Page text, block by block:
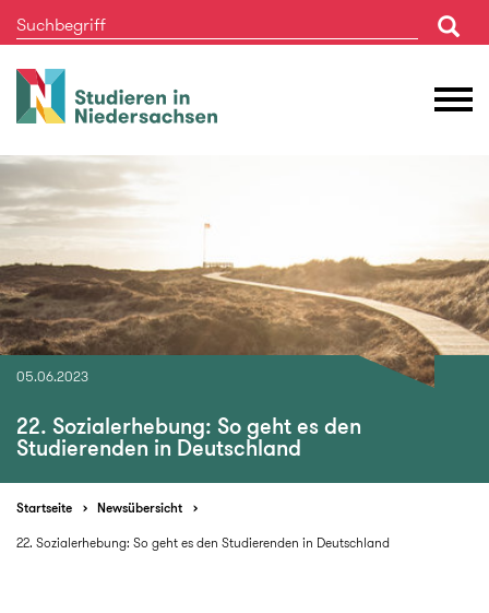
Studieren
in
05.06.2023
22. Sozialerhebung: So geht es den
Studierenden in Deutschland
Startseite
Newsübersicht
22. Sozialerhebung: So geht es den Studierenden in Deutschland